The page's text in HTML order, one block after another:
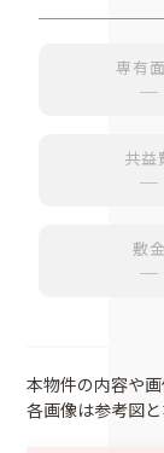
専有
─
共益
─
敷金
─
本物件の内容や
各画像は参考図と